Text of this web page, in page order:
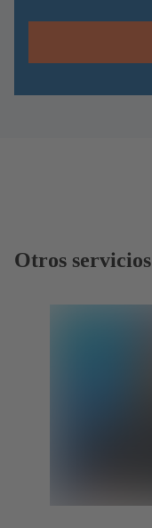
Otros servicios